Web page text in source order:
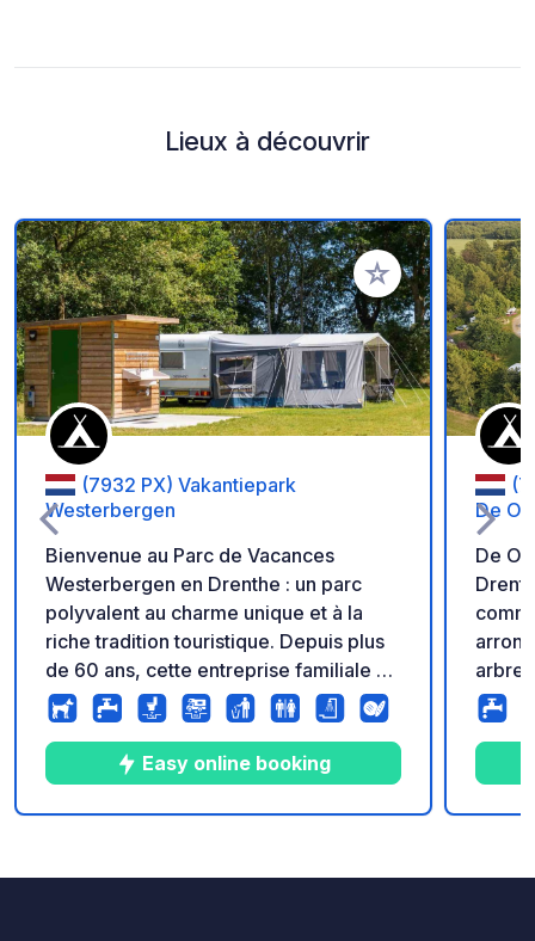
Lieux à découvrir
Ajouter à vos
(7932 PX) Vakantiepark
Westerbergen
Bienvenue au Parc de Vacances
Westerbergen en Drenthe : un parc
polyvalent au charme unique et à la
riche tradition touristique. Depuis plus
de 60 ans, cette entreprise familiale se
distingue par un service irréprochable,
une ambiance conviviale et, bien sûr,
de nombreux équipements.
Westerbergen propose des
emplacements spacieux pour
Easy online booking
De
De
Drenthe Le terrain est